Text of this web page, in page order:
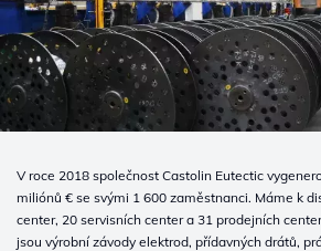
V roce 2018 společnost Castolin Eutectic
miliónů € se svými 1 600 zaměstnanci. Máme k
center, 20 servisních center a 31 prodejních
jsou výrobní závody elektrod, přídavných drátů,